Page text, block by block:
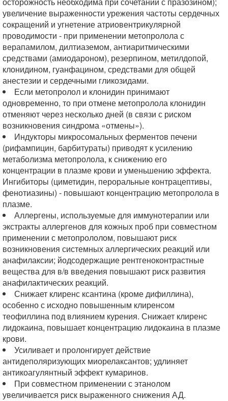
увеличение выраженности урежения частоты сердечных
сокращений и угнетение атриовентрикулярной
проводимости - при применении метопролола с
верапамилом, дилтиаземом, антиаритмическими
средствами (амиодароном), резерпином, метилдопой,
клонидином, гуанфацином, средствами для общей
анестезии и сердечными гликозидами.
Если метопролол и клонидин принимают
одновременно, то при отмене метопролола клонидин
отменяют через несколько дней (в связи с риском
возникновения синдрома «отмены»).
Индукторы микросомальных ферментов печени
(рифампицин, барбитураты) приводят к усилению
метаболизма метопролола, к снижению его
концентрации в плазме крови и уменьшению эффекта.
Ингибиторы (циметидин, пероральные контрацептивы,
фенотиазины) - повышают концентрацию метопролола в
плазме.
Аллергены, используемые для иммунотерапии или
экстракты аллергенов для кожных проб при совместном
применении с метопрололом, повышают риск
возникновения системных аллергических реакций или
анафилаксии; йодсодержащие рентгеноконтрастные
вещества для в/в введения повышают риск развития
анафилактических реакций.
Снижает клиренс ксантина (кроме дифиллина),
особенно с исходно повышенным клиренсом
теофиллина под влиянием курения. Снижает клиренс
лидокаина, повышает концентрацию лидокаина в плазме
крови.
Усиливает и пролонгирует действие
антидеполяризующих миорелаксантов; удлиняет
антикоагулянтный эффект кумаринов.
При совместном применении с этанолом
увеличивается риск выраженного снижения АД.